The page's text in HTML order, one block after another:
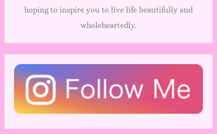
hoping to inspire you to live life beautifully and
wholeheartedly.